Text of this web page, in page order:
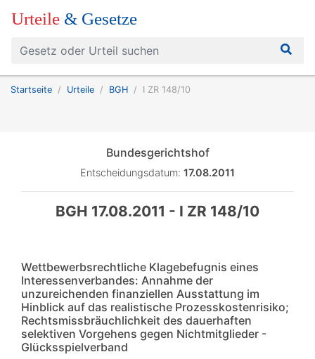
Urteile & Gesetze
Startseite Urteile BGH I ZR 148/10
Bundesgerichtshof
Entscheidungsdatum: 17.08.2011
BGH 17.08.2011 - I ZR 148/10
Wettbewerbsrechtliche Klagebefugnis eines
Interessenverbandes: Annahme der
unzureichenden finanziellen Ausstattung im
Hinblick auf das realistische Prozesskostenrisiko;
Rechtsmissbräuchlichkeit des dauerhaften
selektiven Vorgehens gegen Nichtmitglieder -
Glücksspielverband